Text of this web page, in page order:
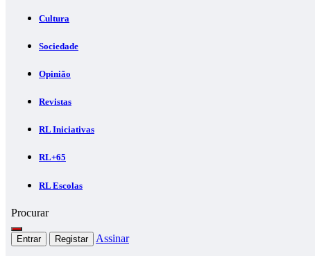
Cultura
Sociedade
Opinião
Revistas
RL Iniciativas
RL+65
RL Escolas
Procurar
Entrar Registar Assinar